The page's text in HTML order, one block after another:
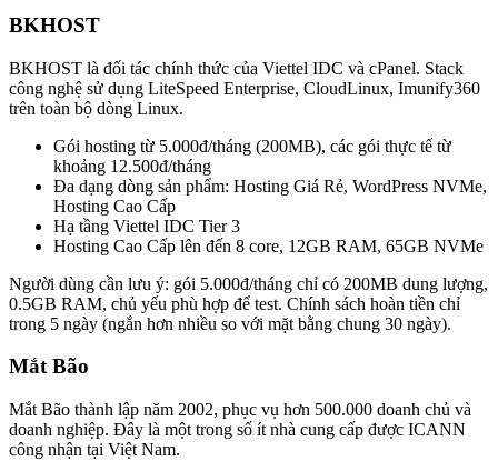
BKHOST
BKHOST là đối tác chính thức của Viettel IDC và cPanel. Stack
công nghệ sử dụng LiteSpeed Enterprise, CloudLinux, Imunify360
trên toàn bộ dòng Linux.
Gói hosting từ 5.000đ/tháng (200MB), các gói thực tế từ
khoảng 12.500đ/tháng
Đa dạng dòng sản phẩm: Hosting Giá Rẻ, WordPress NVMe,
Hosting Cao Cấp
Hạ tầng Viettel IDC Tier 3
Hosting Cao Cấp lên đến 8 core, 12GB RAM, 65GB NVMe
Người dùng cần lưu ý: gói 5.000đ/tháng chỉ có 200MB dung lượng,
0.5GB RAM, chủ yếu phù hợp để test. Chính sách hoàn tiền chỉ
trong 5 ngày (ngắn hơn nhiều so với mặt bằng chung 30 ngày).
Mắt Bão
Mắt Bão thành lập năm 2002, phục vụ hơn 500.000 doanh chủ và
doanh nghiệp. Đây là một trong số ít nhà cung cấp được ICANN
công nhận tại Việt Nam.